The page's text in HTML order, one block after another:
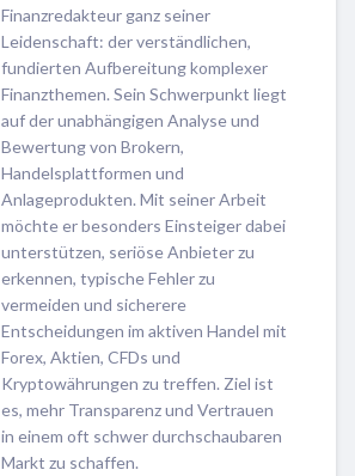
Finanzredakteur ganz seiner
Leidenschaft: der verständlichen,
fundierten Aufbereitung komplexer
Finanzthemen. Sein Schwerpunkt liegt
auf der unabhängigen Analyse und
Bewertung von Brokern,
Handelsplattformen und
Anlageprodukten. Mit seiner Arbeit
möchte er besonders Einsteiger dabei
unterstützen, seriöse Anbieter zu
erkennen, typische Fehler zu
vermeiden und sicherere
Entscheidungen im aktiven Handel mit
Forex, Aktien, CFDs und
Kryptowährungen zu treffen. Ziel ist
es, mehr Transparenz und Vertrauen
in einem oft schwer durchschaubaren
Markt zu schaffen.